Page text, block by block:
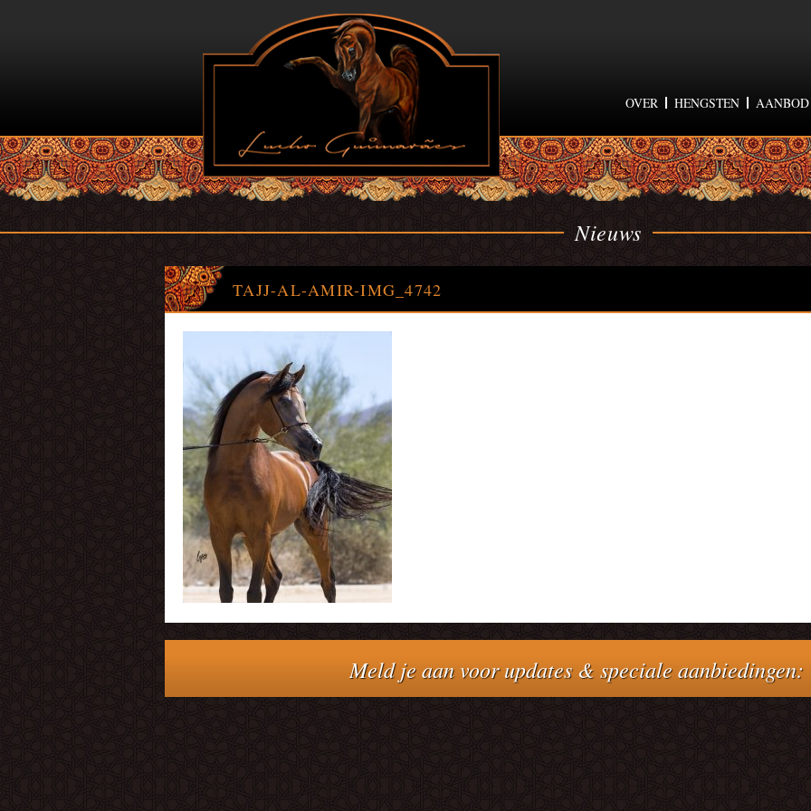
OVER HENGSTEN AANBOD
Nieuws
TAJJ-AL-AMIR-IMG_4742
Meld je aan voor updates & speciale aanbiedingen: